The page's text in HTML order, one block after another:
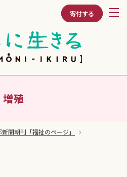
寄付する
増殖
聞朝刊「福祉のページ」